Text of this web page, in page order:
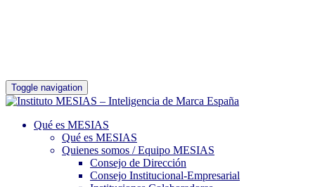
Toggle navigation
Qué es MESIAS
Qué es MESIAS
Quienes somos / Equipo MESIAS
Consejo de Dirección
Consejo Institucional-Empresarial